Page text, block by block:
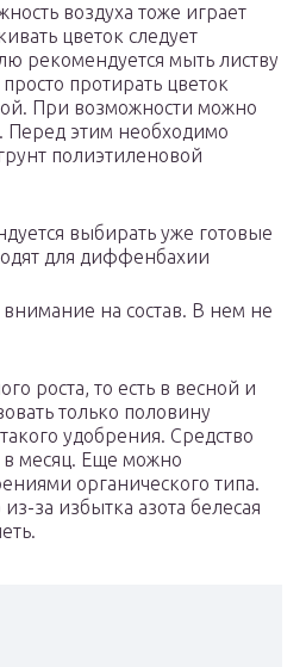
воздуха тоже играет
цветок следует
рекомендуется мыть листву
протирать цветок
При возможности можно
Перед этим необходимо
полиэтиленовой
выбирать уже готовые
для диффенбахии
на состав. В нем не
роста, то есть в весной и
только половину
удобрения. Средство
в месяц. Еще можно
органического типа.
за избытка азота белесая